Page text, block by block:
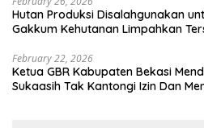
Hutan Produksi Disalahgunakan
Gakkum Kehutanan Limpahkan
February 22, 2026
Ketua GBR Kabupaten Bekasi
Sukaasih Tak Kantongi Izin Dan